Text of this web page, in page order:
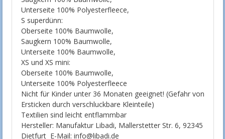
Unterseite 100% Polyesterfleece,
S superdünn:
Oberseite 100% Baumwolle,
Saugkern 100% Baumwolle,
Unterseite 100% Baumwolle,
XS und XS mini:
Oberseite 100% Baumwolle,
Unterseite 100% Polyesterfleece
Nicht für Kinder unter 36 Monaten geeignet! (Gefahr von
Ersticken durch verschluckbare Kleinteile)
Textilien sind leicht entflammbar
Hersteller: Manufaktur Libadi, Mallerstetter Str. 6, 92345
Dietfurt E-Mail: info@libadi.de